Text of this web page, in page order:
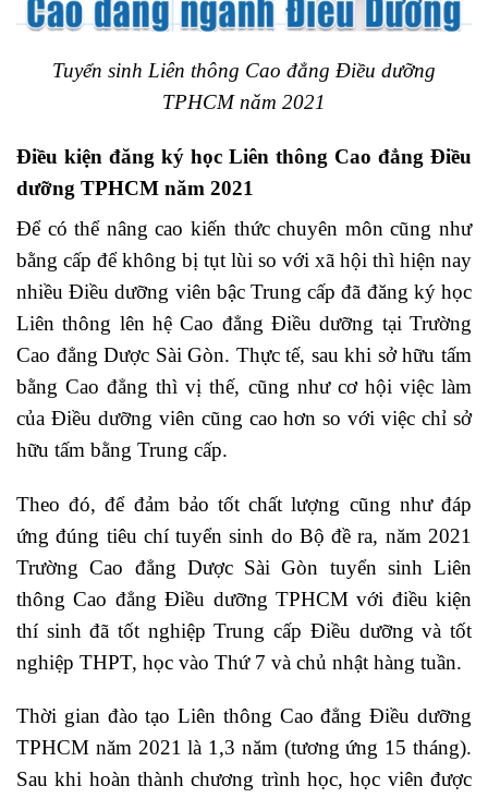
Tuyển sinh Liên thông Cao đẳng Điều dưỡng
TPHCM năm 2021
Điều kiện đăng ký học Liên thông Cao đẳng Điều
dưỡng TPHCM năm 2021
Để có thể nâng cao kiến thức chuyên môn cũng như
bằng cấp để không bị tụt lùi so với xã hội thì hiện nay
nhiều Điều dưỡng viên bậc Trung cấp đã đăng ký học
Liên thông lên hệ Cao đẳng Điều dưỡng tại Trường
Cao đẳng Dược Sài Gòn. Thực tế, sau khi sở hữu tấm
bằng Cao đẳng thì vị thế, cũng như cơ hội việc làm
của Điều dưỡng viên cũng cao hơn so với việc chỉ sở
hữu tấm bằng Trung cấp.
Theo đó, để đảm bảo tốt chất lượng cũng như đáp
ứng đúng tiêu chí tuyển sinh do Bộ đề ra, năm 2021
Trường Cao đẳng Dược Sài Gòn tuyển sinh Liên
thôngCao đẳng Điều dưỡng TPHCM với điều kiện
thí sinh đã tốt nghiệp Trung cấp Điều dưỡng và tốt
nghiệp THPT, học vào Thứ 7 và chủ nhật hàng tuần.
Thời gian đào tạo Liên thông Cao đẳng Điều dưỡng
TPHCM năm 2021 là 1,3 năm (tương ứng 15 tháng).
Sau khi hoàn thành chương trình học, học viên được